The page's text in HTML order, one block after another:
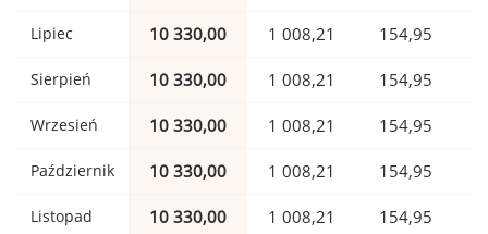
Lipiec 10 330,00 1 008,21 154,95
Sierpień 10 330,00 1 008,21 154,95
Wrzesień 10 330,00 1 008,21 154,95
Październik 10 330,00 1 008,21 154,95
Listopad 10 330,00 1 008,21 154,95